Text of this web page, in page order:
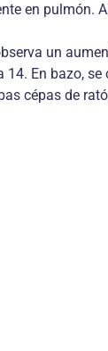
en pulmón.
un
En bazo,
cépas de